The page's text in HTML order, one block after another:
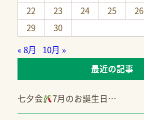
22
23 24 25 26
29
30
« 8月
10月 »
最近の記事
七夕会 7月のお誕生日…